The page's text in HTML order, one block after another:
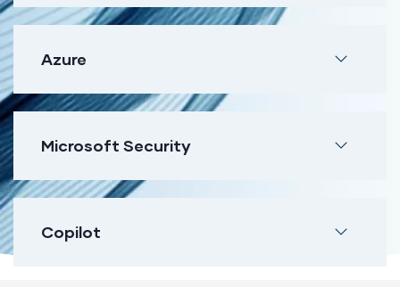
Azure
Microsoft Security
Copilot